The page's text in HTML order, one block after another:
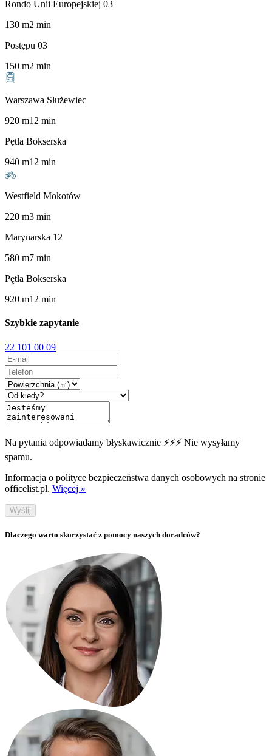
Rondo Unii Europejskiej 03
130 m2 min
Postępu 03
150 m2 min
Warszawa Służewiec
920 m12 min
Pętla Bokserska
940 m12 min
Westfield Mokotów
220 m3 min
Marynarska 12
580 m7 min
Pętla Bokserska
920 m12 min
Szybkie zapytanie
22 101 00 09
Na pytania odpowiadamy błyskawicznie ⚡⚡⚡ Nie wysyłamy
spamu.
Informacja o polityce bezpieczeństwa danych osobowych na stronie
officelist.pl. Więcej »
Wyślij
Dlaczego warto skorzystać z pomocy naszych doradców?